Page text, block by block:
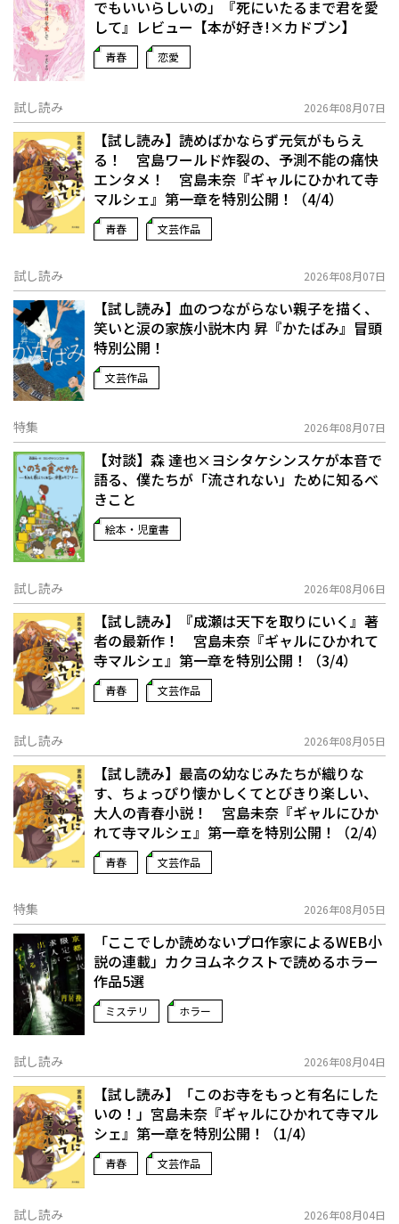
でもいいらしいの」――『死にいたるまで君を愛
して』レビュー【本が好き!×カドブン】
青春 恋愛
試し読み 2026年08月07日
【試し読み】読めばかならず元気がもらえ
る！ 宮島ワールド炸裂の、予測不能の痛快
エンタメ！ 宮島未奈『ギャルにひかれて寺
マルシェ』第一章を特別公開！（4/4）
青春 文芸作品
試し読み 2026年08月07日
【試し読み】血のつながらない親子を描く、
笑いと涙の家族小説――木内 昇『かたばみ』冒頭
特別公開！
文芸作品
特集 2026年08月07日
【対談】森 達也×ヨシタケシンスケが本音で
語る、僕たちが「流されない」ために知るべ
きこと
絵本・児童書
試し読み 2026年08月06日
【試し読み】『成瀬は天下を取りにいく』著
者の最新作！ 宮島未奈『ギャルにひかれて
寺マルシェ』第一章を特別公開！（3/4）
青春 文芸作品
試し読み 2026年08月05日
【試し読み】最高の幼なじみたちが織りな
す、ちょっぴり懐かしくてとびきり楽しい、
大人の青春小説！ 宮島未奈『ギャルにひか
れて寺マルシェ』第一章を特別公開！（2/4）
青春 文芸作品
特集 2026年08月05日
「ここでしか読めないプロ作家によるWEB小
説の連載」――カクヨムネクストで読めるホラー
作品5選
ミステリ ホラー
試し読み 2026年08月04日
【試し読み】「このお寺をもっと有名にした
いの！」宮島未奈『ギャルにひかれて寺マル
シェ』第一章を特別公開！（1/4）
青春 文芸作品
試し読み 2026年08月04日